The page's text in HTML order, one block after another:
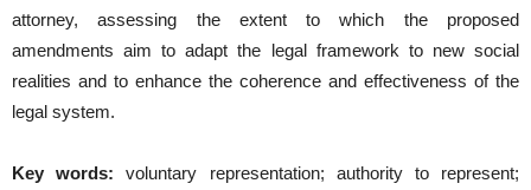
attorney, assessing the extent to which the proposed
amendments aim to adapt the legal framework to new social
realities and to enhance the coherence and effectiveness of the
legal system.
Key words: voluntary representation; authority to represent;